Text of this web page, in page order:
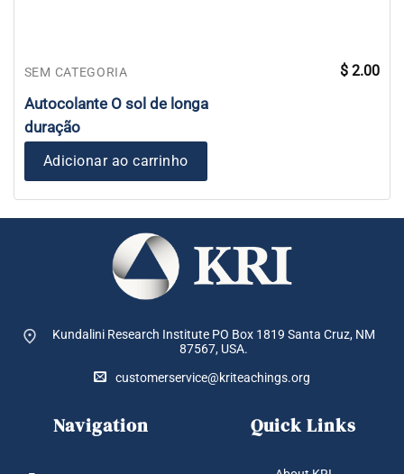
SEM CATEGORIA
Autocolante O sol de longa
duração
$ 2.00
Adicionar ao carrinho
Kundalini Research Institute PO Box 1819 Santa Cruz, NM
87567, USA.
customerservice@kriteachings.org
Navigation Quick Links